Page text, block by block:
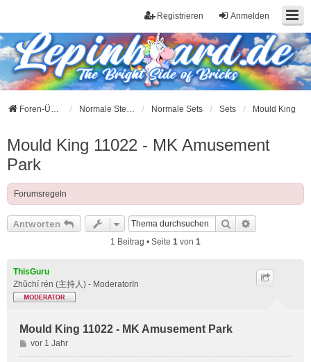
Anmelden
Registrieren
Foren-Übersicht Normale Steine Normale Sets Sets Mould King
Mould King 11022 - MK Amusement
Park
Forumsregeln
Antworten Suche
1 Beitrag • Seite 1 von 1
ThisGuru
Zhǔchí rén (主持人) - ModeratorIn
Mould King 11022 - MK Amusement Park
B
e
vor 1 Jahr